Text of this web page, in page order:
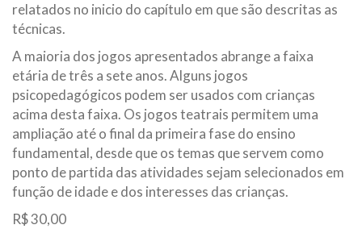
relatados no inicio do capítulo em que são descritas as
técnicas.
A maioria dos jogos apresentados abrange a faixa
etária de três a sete anos. Alguns jogos
psicopedagógicos podem ser usados com crianças
acima desta faixa. Os jogos teatrais permitem uma
ampliação até o final da primeira fase do ensino
fundamental, desde que os temas que servem como
ponto de partida das atividades sejam selecionados em
função de idade e dos interesses das crianças.
R$ 30,00